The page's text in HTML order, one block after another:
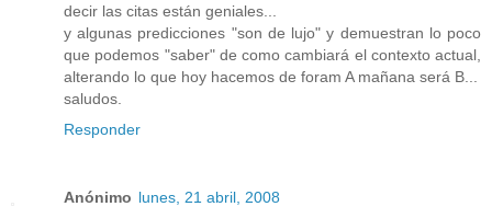
decir las citas están geniales...
y algunas predicciones "son de lujo" y demuestran lo poco
que podemos "saber" de como cambiará el contexto actual,
alterando lo que hoy hacemos de foram A mañana será B...
saludos.
Responder
Anónimo lunes, 21 abril, 2008